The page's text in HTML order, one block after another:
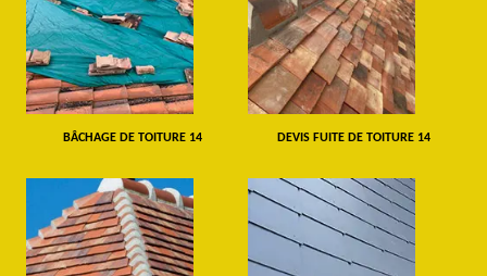
BÂCHAGE DE TOITURE 14 DEVIS FUITE DE TOITURE 14